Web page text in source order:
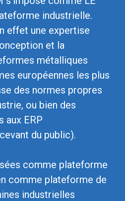
industrielle.
effet une expertise
et la
métalliques
européennes les plus
des normes propres
ou bien des
aux ERP
du public).
comme plateforme
comme plateforme de
industrielles